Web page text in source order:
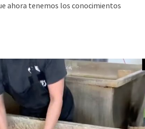
ahora tenemos los conocimientos